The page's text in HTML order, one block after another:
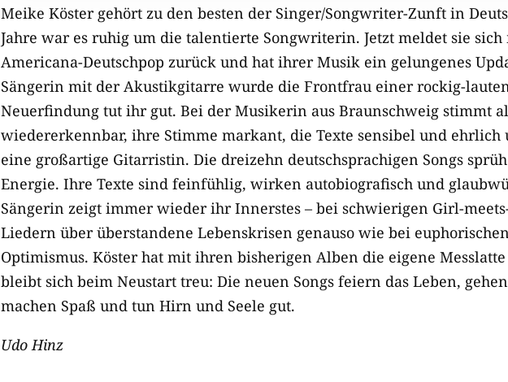
Meike Köster gehört zu den besten der Singer/Songwriter-Zunft in
Jahre war es ruhig um die talentierte Songwriterin. Jetzt meldet sie
Americana-Deutschpop zurück und hat ihrer Musik ein gelungenes
Sängerin mit der Akustikgitarre wurde die Frontfrau einer rockig-
Neuerfindung tut ihr gut. Bei der Musikerin aus Braunschweig stimmt
wiedererkennbar, ihre Stimme markant, die Texte sensibel und ehrlich
eine großartige Gitarristin. Die dreizehn deutschsprachigen Songs
Energie. Ihre Texte sind feinfühlig, wirken autobiografisch und
Sängerin zeigt immer wieder ihr Innerstes – bei schwierigen Girl-
Liedern über überstandene Lebenskrisen genauso wie bei
Optimismus. Köster hat mit ihren bisherigen Alben die eigene Messlatte
bleibt sich beim Neustart treu: Die neuen Songs feiern das Leben,
machen Spaß und tun Hirn und Seele gut.
Udo Hinz